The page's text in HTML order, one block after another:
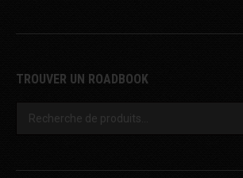
TROUVER UN ROADBOOK